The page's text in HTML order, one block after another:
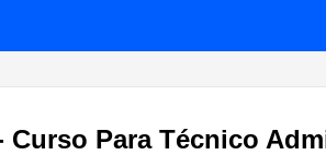
Curso Para Técnico